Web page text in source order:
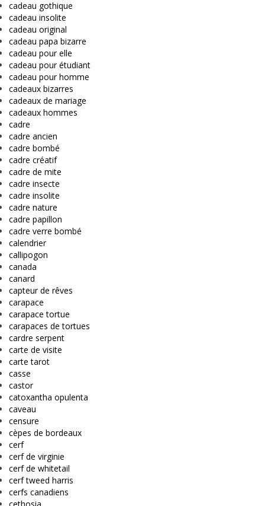
cadeau gothique
cadeau insolite
cadeau original
cadeau papa bizarre
cadeau pour elle
cadeau pour étudiant
cadeau pour homme
cadeaux bizarres
cadeaux de mariage
cadeaux hommes
cadre
cadre ancien
cadre bombé
cadre créatif
cadre de mite
cadre insecte
cadre insolite
cadre nature
cadre papillon
cadre verre bombé
calendrier
callipogon
canada
canard
capteur de rêves
carapace
carapace tortue
carapaces de tortues
cardre serpent
carte de visite
carte tarot
casse
castor
catoxantha opulenta
caveau
censure
cèpes de bordeaux
cerf
cerf de virginie
cerf de whitetail
cerf tweed harris
cerfs canadiens
cethosia